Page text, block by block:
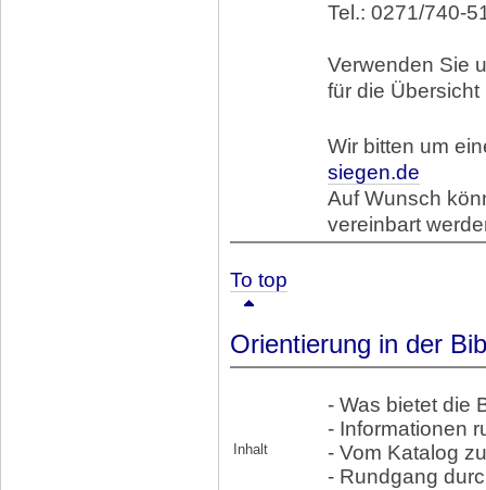
Tel.: 0271/740-
Verwenden Sie
für die Übersicht
Wir bitten um
siegen.de
Auf Wunsch
vereinbart
To top
Orientierung in der
Inhalt
- Was bietet die
- Informationen
- Vom Katalog
- Rundgang